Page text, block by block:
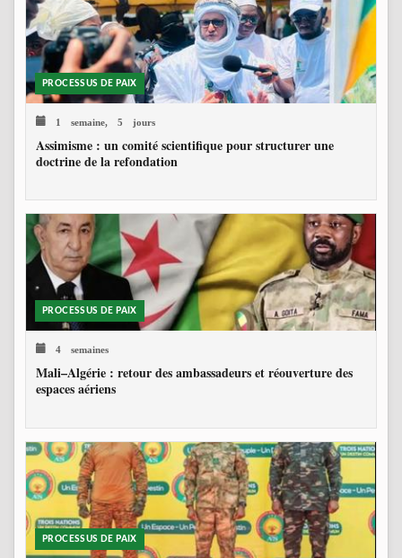
PROCESSUS DE PAIX
1 semaine, 5 jours
Assimisme : un comité scientifique pour structurer une
doctrine de la refondation
PROCESSUS DE PAIX
4 semaines
Mali–Algérie : retour des ambassadeurs et réouverture des
espaces aériens
PROCESSUS DE PAIX